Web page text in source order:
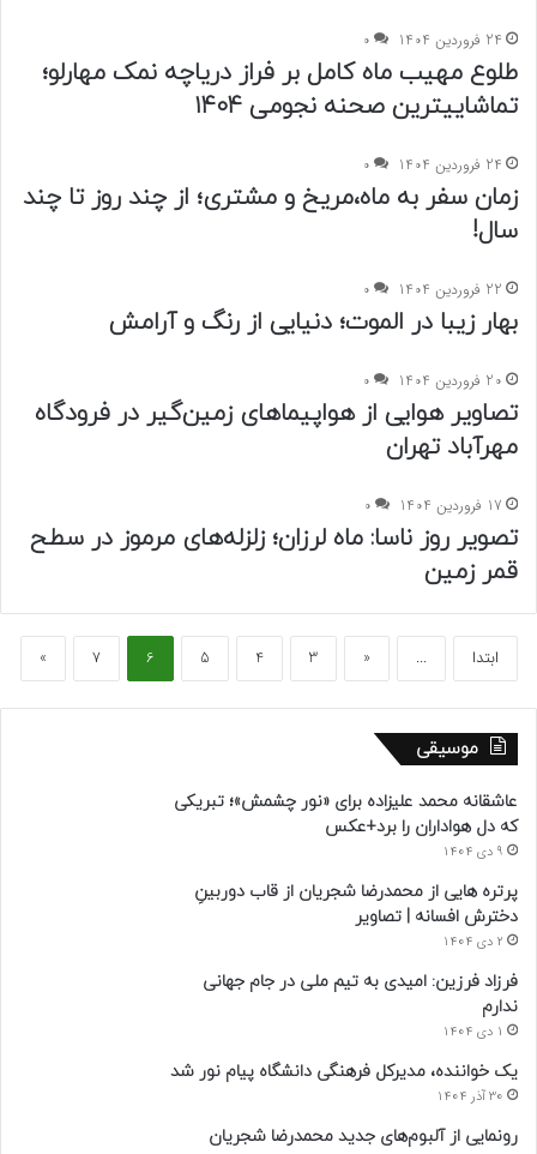
24 فروردین 1404 0
طلوع مهیب ماه کامل بر فراز دریاچه نمک مهارلو؛
تماشاییترین صحنه نجومی ۱۴۰۴
24 فروردین 1404 0
زمان سفر به ماه،مریخ و مشتری؛ از چند روز تا چند
سال!
22 فروردین 1404 0
بهار زیبا در الموت؛ دنیایی از رنگ و آرامش
20 فروردین 1404 0
تصاویر هوایی از هواپیماهای زمین‌گیر در فرودگاه
مهرآباد تهران
17 فروردین 1404 0
تصویر روز ناسا: ماه لرزان؛ زلزله‌های مرموز در سطح
قمر زمین
ابتدا ...
«
3
4
5
6
7
»
موسیقی
عاشقانه محمد علیزاده برای «نور چشمش»؛ تبریکی
که دل هواداران را برد+عکس
9 دی 1404
پرتره هایی از محمدرضا شجریان از قاب دوربینِ
دخترش افسانه | تصاویر
2 دی 1404
فرزاد فرزین: امیدی به تیم ملی در جام جهانی
ندارم
1 دی 1404
یک خواننده، مدیرکل فرهنگی دانشگاه پیام نور شد
30 آذر 1404
رونمایی از آلبوم‌های جدید محمدرضا شجریان